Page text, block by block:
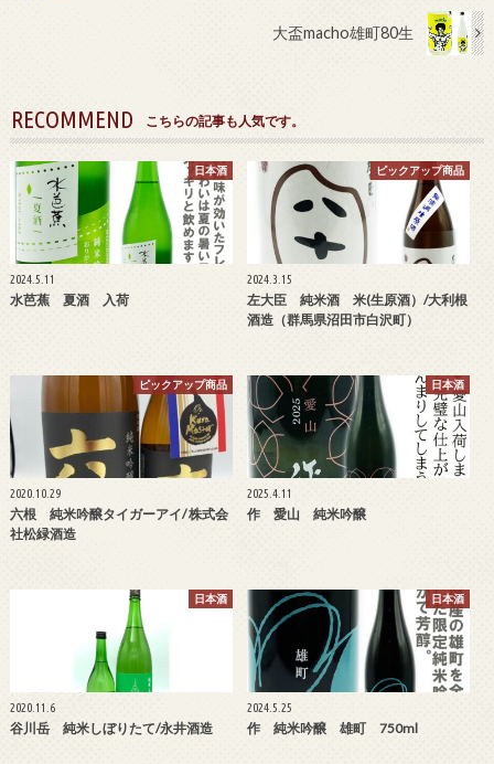
大盃macho雄町80生
RECOMMEND こちらの記事も人気です。
日本酒
2024.5.11
水芭蕉 夏酒 入荷
ピックアップ商品
2024.3.15
左大臣 純米酒 米(生原酒）/大利根
酒造（群馬県沼田市白沢町）
ピックアップ商品
2020.10.29
六根 純米吟醸タイガーアイ/ 株式会
社松緑酒造
日本酒
2025.4.11
作 愛山 純米吟醸
日本酒
2020.11.6
谷川岳 純米しぼりたて/永井酒造
日本酒
2024.5.25
作 純米吟醸 雄町 750ml